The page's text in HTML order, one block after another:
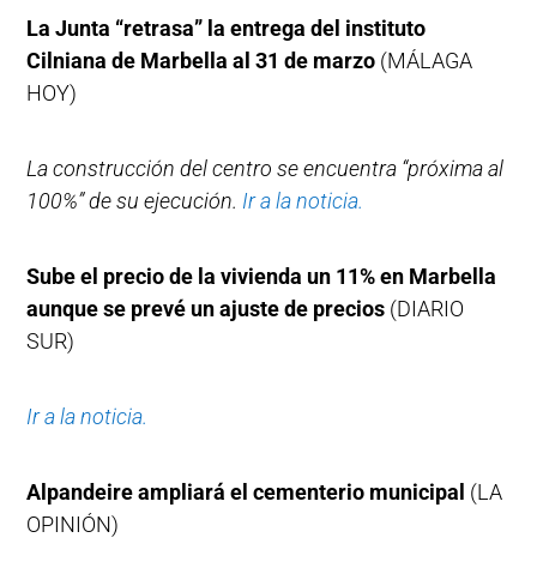
La Junta “retrasa” la entrega del instituto
Cilniana de Marbella al 31 de marzo (MÁLAGA
HOY)
La construcción del centro se encuentra “próxima al
100%” de su ejecución. Ir a la noticia.
Sube el precio de la vivienda un 11% en Marbella
aunque se prevé un ajuste de precios (DIARIO
SUR)
Ir a la noticia.
Alpandeire ampliará el cementerio municipal (LA
OPINIÓN)